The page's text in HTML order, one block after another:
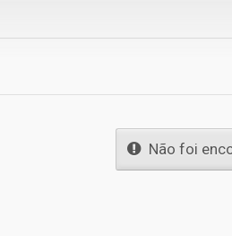
Não foi